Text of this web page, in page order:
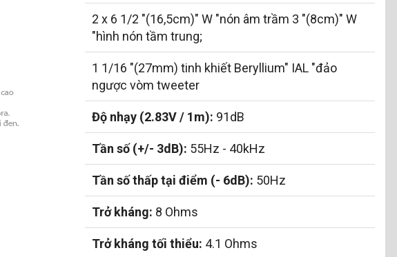
2 x 6 1/2 "(16,5cm)" W "nón âm trầm 3 "(8cm)" W
"hình nón tầm trung;
1 1/16 "(27mm) tinh khiết Beryllium" IAL "đảo
ngược vòm tweeter
Độ nhạy (2.83V / 1m): 91dB
Tần số (+/- 3dB): 55Hz - 40kHz
Tần số thấp tại điểm (- 6dB): 50Hz
Trở kháng: 8 Ohms
Trở kháng tối thiểu: 4.1 Ohms